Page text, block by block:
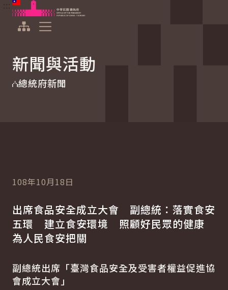
跳到主要內容
中華民國總統府
新聞與活動
總統府新聞
108年10月18日
出席食品安全成立大會 副總統：落實食安
五環 建立食安環境 照顧好民眾的健康
為人民食安把關
副總統出席「臺灣食品安全及受害者權益促進協
會成立大會」